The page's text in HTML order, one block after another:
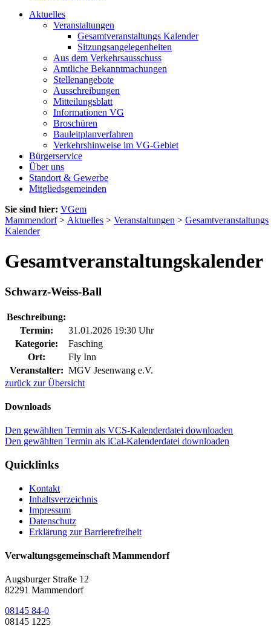
Aktuelles
Veranstaltungen
Gesamtveranstaltungs Kalender
Sitzungsangelegenheiten
Aus dem Verkehrsausschuss
Amtliche Bekanntmachungen
Stellenangebote
Ausschreibungen
Mitteilungsblatt
Informationen VG
Broschüren
Bauleitplanverfahren
Verkehrshinweise im VG-Gebiet
Bürgerservice
Über uns
Standort & Gewerbe
Mitgliedsgemeinden
Sie sind hier: VGem
Mammendorf> Aktuelles > Veranstaltungen > Gesamtveranstaltungs
Kalender
Gesamtveranstaltungskalender
Schwarz-Weiss-Ball
Beschreibung:
Termin:
31.01.2026 19:30 Uhr
Kategorie:
Fasching
Ort:
Fly Inn
Veranstalter: MGV Jesenwang e.V.
zurück zur Übersicht
Downloads
Den gewählten Termin als VCS-Kalenderdatei downloaden
Den gewählten Termin als iCal-Kalenderdatei downloaden
Quicklinks
Kontakt
Inhaltsverzeichnis
Impressum
Datenschutz
Erklärung zur Barrierefreiheit
Verwaltungsgemeinschaft Mammendorf
Augsburger Straße 12
82291 Mammendorf
08145 84-0
08145 1225